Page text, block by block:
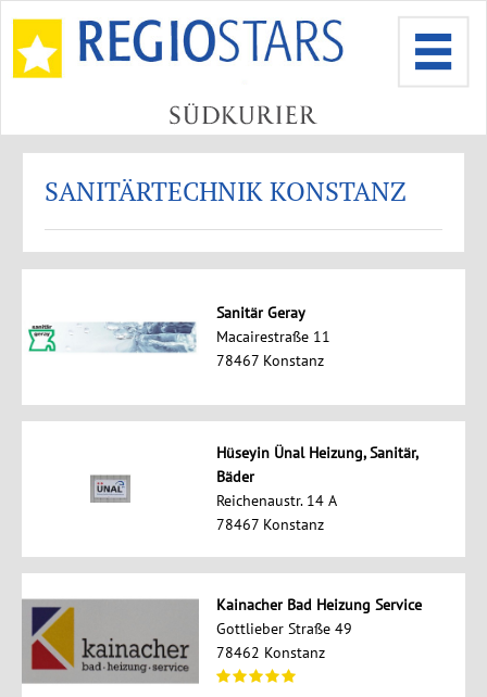
SANITÄRTECHNIK KONSTANZ
Sanitär Geray
Macairestraße 11
78467 Konstanz
Hüseyin Ünal Heizung, Sanitär,
Bäder
Reichenaustr. 14 A
78467 Konstanz
Kainacher Bad Heizung Service
Gottlieber Straße 49
78462 Konstanz